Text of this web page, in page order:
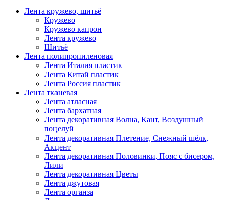
Лента кружево, шитьё
Кружево
Кружево капрон
Лента кружево
Шитьё
Лента полипропиленовая
Лента Италия пластик
Лента Китай пластик
Лента Россия пластик
Лента тканевая
Лента атласная
Лента бархатная
Лента декоративная Волна, Кант, Воздушный
поцелуй
Лента декоративная Плетение, Снежный шёлк,
Акцент
Лента декоративная Половинки, Пояс с бисером,
Лили
Лента декоративная Цветы
Лента джутовая
Лента органза